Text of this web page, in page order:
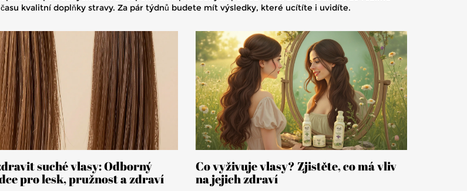
kvalitní doplňky stravy. Za pár týdnů budete mít výsledky, které ucítíte i uvidíte.
suché vlasy: Odborný
pro lesk, pružnost a zdraví
Co vyživuje vlasy? Zjistěte, co má vliv
na jejich zdraví